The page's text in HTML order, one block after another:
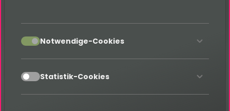
Dokumentation auf die neuste Version
Kontakt
accept Notwendige-Cookies
accept Statistik-Cookies